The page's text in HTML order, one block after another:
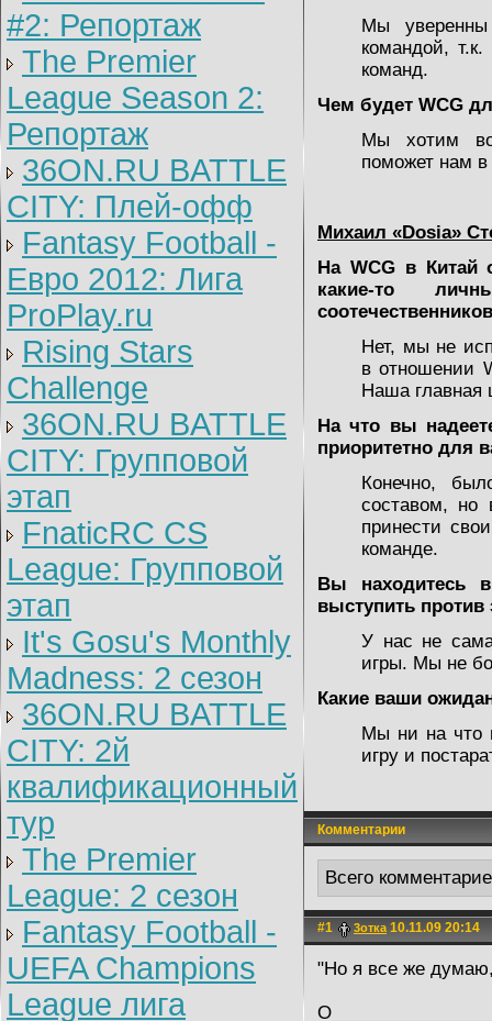
#2: Репортаж
The Premier
League Season 2:
Репортаж
36ON.RU BATTLE
CITY: Плей-офф
Fantasy Football -
Евро 2012: Лига
ProPlay.ru
Rising Stars
Challenge
36ON.RU BATTLE
CITY: Групповой
этап
FnaticRC CS
League: Групповой
этап
It's Gosu's Monthly
Madness: 2 сезон
36ON.RU BATTLE
CITY: 2й
квалификационный
тур
The Premier
League: 2 cезон
Fantasy Football -
UEFA Champions
League лига
Мы
командой,
команд.
Чем будет WCG
Мы хотим
поможет нам
Михаил «Dosia»
На WCG в Китай
какие-то
Нет, мы не
в отношении
Наша главная
На что вы
приоритетно для
Конечно,
составом,
принести
команде.
Вы находитесь
выступить
У нас не
игры. Мы не
Какие ваши
Мы ни на что
игру и
Комментарии
Всего
#1 3отка10.11.09 20:14
"Но я все же